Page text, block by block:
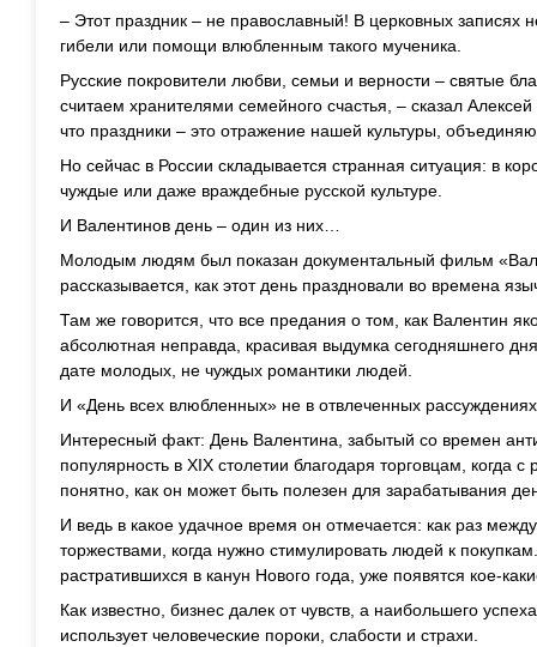
– Этот праздник – не православный! В церковных записях
гибели или помощи влюбленным такого мученика.
Русские покровители любви, семьи и верности – святые
считаем хранителями семейного счастья, – сказал
что праздники – это отражение нашей культуры,
Но сейчас в России складывается странная ситуация: в
чуждые или даже враждебные русской культуре.
И Валентинов день – один из них…
Молодым людям был показан документальный фильм
рассказывается, как этот день праздновали во времена
Там же говорится, что все предания о том, как Валентин
абсолютная неправда, красивая выдумка сегодняшнего
дате молодых, не чуждых романтики людей.
И «День всех влюбленных» не в отвлеченных
Интересный факт: День Валентина, забытый со времен
популярность в XIX столетии благодаря торговцам, когда
понятно, как он может быть полезен для зарабатывания
И ведь в какое удачное время он отмечается: как раз
торжествами, когда нужно стимулировать людей к
растратившихся в канун Нового года, уже появятся кое-
Как известно, бизнес далек от чувств, а наибольшего
использует человеческие пороки, слабости и страхи.